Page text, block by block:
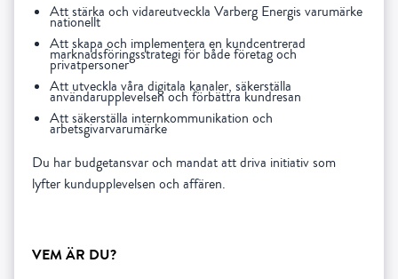
Att stärka och vidareutveckla Varberg Energis varumärke
nationellt
Att skapa och implementera en kundcentrerad
marknadsföringsstrategi för både företag och
privatpersoner
Att utveckla våra digitala kanaler, säkerställa
användarupplevelsen och förbättra kundresan
Att säkerställa internkommunikation och
arbetsgivarvarumärke
Du har budgetansvar och mandat att driva initiativ som
lyfter kundupplevelsen och affären.
VEM ÄR DU?